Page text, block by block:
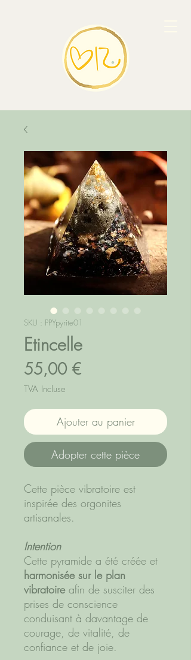
SKU : PPYpyrite01
Etincelle
55,00 €Prix
TVA Incluse
Ajouter au panier
Adopter cette pièce
Cette pièce vibratoire est
inspirée des orgonites
artisanales.
Intention
Cette pyramide a été créée et
harmonisée sur le plan
vibratoire afin de susciter des
prises de conscience
conduisant à davantage de
courage, de vitalité, de
confiance et de joie.